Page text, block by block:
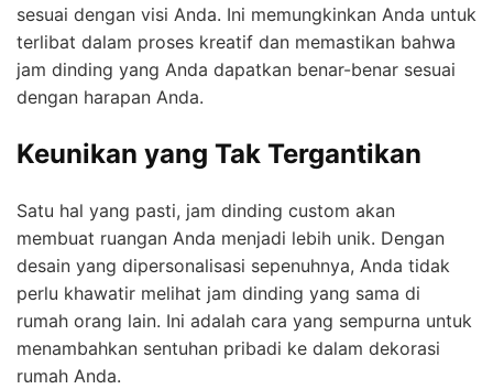
sesuai dengan visi Anda. Ini memungkinkan Anda untuk
terlibat dalam proses kreatif dan memastikan bahwa
jam dinding yang Anda dapatkan benar-benar sesuai
dengan harapan Anda.
Keunikan yang Tak Tergantikan
Satu hal yang pasti, jam dinding custom akan
membuat ruangan Anda menjadi lebih unik. Dengan
desain yang dipersonalisasi sepenuhnya, Anda tidak
perlu khawatir melihat jam dinding yang sama di
rumah orang lain. Ini adalah cara yang sempurna untuk
menambahkan sentuhan pribadi ke dalam dekorasi
rumah Anda.